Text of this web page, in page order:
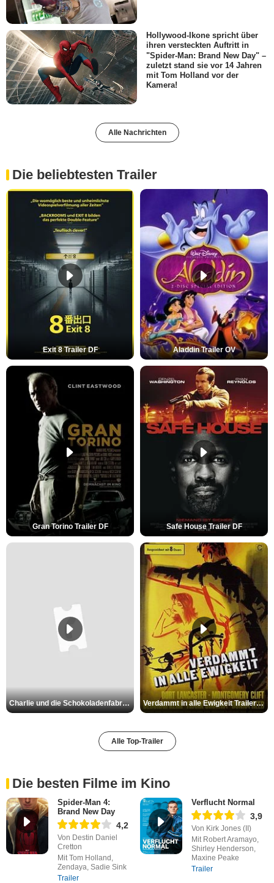
Hollywood-Ikone spricht über
ihren versteckten Auftritt in
"Spider-Man: Brand New Day" –
zuletzt stand sie vor 14 Jahren
mit Tom Holland vor der
Kamera!
Alle Nachrichten
Die beliebtesten Trailer
Exit 8 Trailer DF Aladdin Trailer OV
Gran Torino Trailer DF Safe House Trailer DF
Charlie und die Schokoladenfabrik Trailer OV Verdammt in alle Ewigkeit Trailer OV
Alle Top-Trailer
Die besten Filme im Kino
Spider-Man 4:
Brand New Day
4,2
Von Destin Daniel
Cretton
Mit Tom Holland,
Zendaya, Sadie Sink
Trailer
Verflucht Normal
3,9
Von Kirk Jones (II)
Mit Robert Aramayo,
Shirley Henderson,
Maxine Peake
Trailer